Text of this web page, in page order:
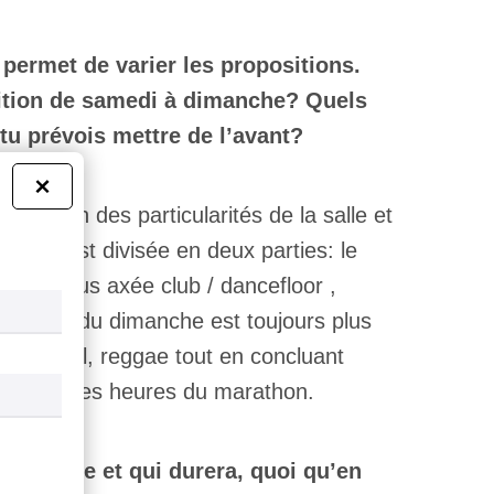
de varier les propositions.
de samedi à dimanche? Quels
prévois mettre de l’avant?
des particularités de la salle et
est divisée en deux parties: le
plus axée club / dancefloor ,
du dimanche est toujours plus
soul, reggae tout en concluant
dernières heures du marathon.
qui dure et qui durera, quoi qu’en
×